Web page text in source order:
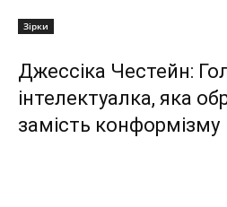
Зірки
Джессіка Честейн:
інтелектуалка, яка
замість конформізму